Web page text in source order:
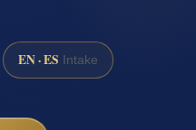
EN · ES Intake